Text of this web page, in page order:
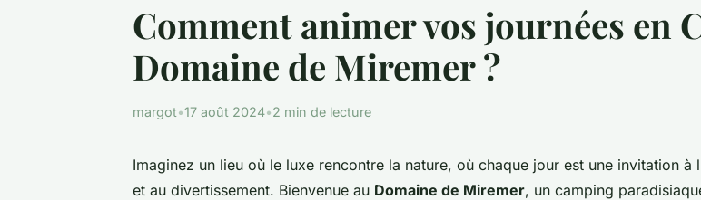
Comment animer vos journées en
Domaine de Miremer ?
margot•17 août 2024•2 min de lecture
Imaginez un lieu où le luxe rencontre la nature, où chaque jour est une invitation à
et au divertissement. Bienvenue au Domaine de Miremer, un camping